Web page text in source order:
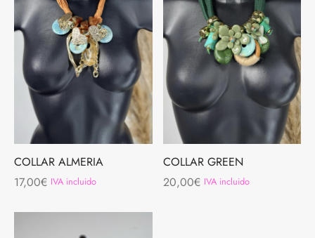
COLLAR ALMERIA
17,00€ IVA incluido
COLLAR GREEN
20,00€ IVA incluido
INTERIOR
Y ABRIGOS
COLLECTION